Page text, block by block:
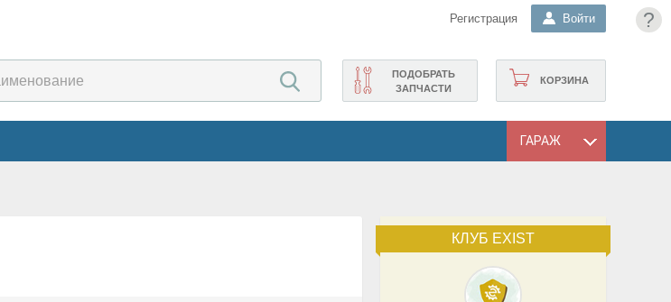
?
Регистрация Войти
КОРЗИНА
ПОДОБРАТЬ
ЗАПЧАСТИ
ГАРАЖ
КЛУБ EXIST